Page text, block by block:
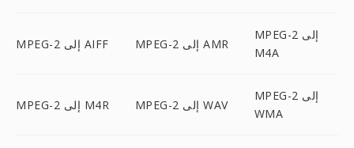
MPEG-2 إلى AIFF MPEG-2 إلى AMR
MPEG-2 إلى
M4A
MPEG-2 إلى M4R MPEG-2 إلى WAV
MPEG-2 إلى
WMA